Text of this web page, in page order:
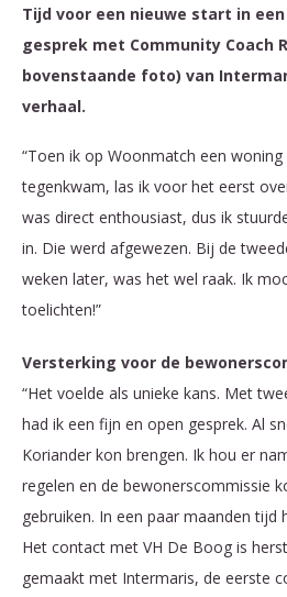
Tijd voor een nieuwe start in
gesprek met Community Coach
bovenstaande foto) van
verhaal.
“Toen ik op Woonmatch een
tegenkwam, las ik voor het eerst
was direct enthousiast, dus ik
in. Die werd afgewezen. Bij de
weken later, was het wel raak. Ik
toelichten!”
Versterking voor de
“Het voelde als unieke kans. Met
had ik een fijn en open gesprek. Al
Koriander kon brengen. Ik hou er
regelen en de bewonerscommissie
gebruiken. In een paar maanden tijd
Het contact met VH De Boog is
gemaakt met Intermaris, de eerste